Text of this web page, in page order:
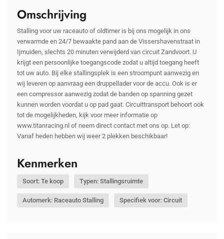
Omschrijving
Stalling voor uw raceauto of oldtimer is bij ons mogelijk in ons
verwarmde en 24/7 bewaakte pand aan de Vissershavenstraat in
Ijmuiden, slechts 20 minuten verwijderd van circuit Zandvoort. U
krijgt een persoonlijke toegangscode zodat u altijd toegang heeft
tot uw auto. Bij elke stallingsplek is een stroompunt aanwezig en
wij leveren op aanvraag een druppellader voor de accu. Ook is er
een compressor aanwezig zodat de banden op spanning gezet
kunnen worden voordat u op pad gaat. Circuittransport behoort ook
tot de mogelijkheden, kijk voor meer informatie op
www.titanracing.nl of neem direct contact met ons op. Let op:
Vanaf heden hebben wij weer 2 plekken beschikbaar!
Kenmerken
Soort: Te koop Typen: Stallingsruimte
Automerk: Raceauto Stalling Specifiek voor: Circuit